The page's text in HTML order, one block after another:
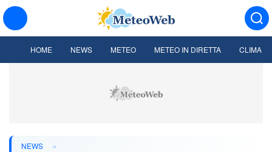
HOME NEWS METEO METEO IN DIRETTA CLIMA
NEWS »